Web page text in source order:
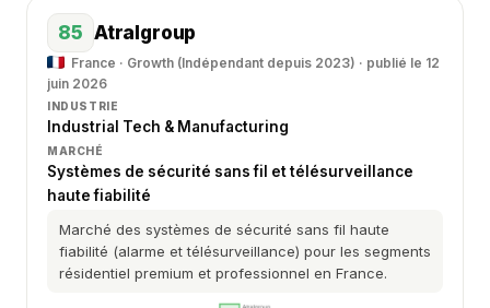
85 Atralgroup
France · Growth (Indépendant depuis 2023) · publié le 12
juin 2026
INDUSTRIE
Industrial Tech & Manufacturing
MARCHÉ
Systèmes de sécurité sans fil et télésurveillance
haute fiabilité
Marché des systèmes de sécurité sans fil haute
fiabilité (alarme et télésurveillance) pour les segments
résidentiel premium et professionnel en France.